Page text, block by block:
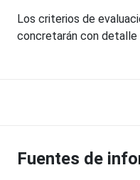
Los criterios de
concretarán con detalle
Fuentes de